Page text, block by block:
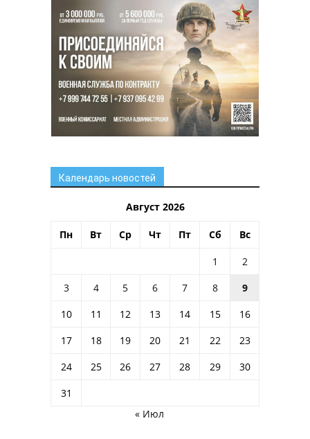
Календарь новостей
Август 2026
Пн Вт Ср Чт Пт Сб Вс
1
2
3
4 5 6 7 8
9
10
11 12 13 14 15
16
17
18 19 20 21 22
23
24
25 26 27 28 29
30
31
« Июл